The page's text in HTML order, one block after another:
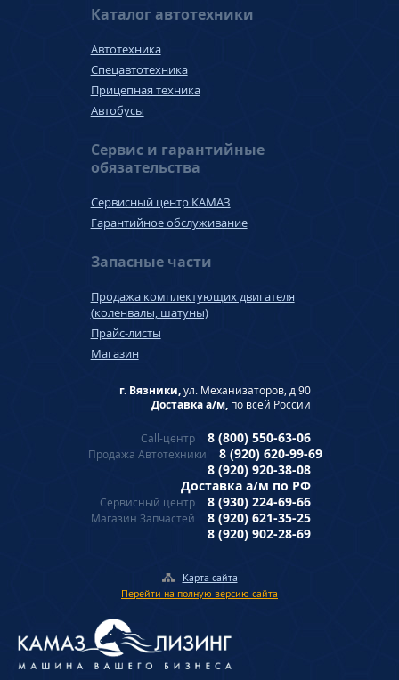
Каталог автотехники
Автотехника
Спецавтотехника
Прицепная техника
Автобусы
Сервис и гарантийные
обязательства
Сервисный центр КАМАЗ
Гарантийное обслуживание
Запасные части
Продажа комплектующих двигателя
(коленвалы, шатуны)
Прайс-листы
Магазин
г. Вязники,ул. Механизаторов, д 90
Доставка а/м, по всей России
Call-центр 8 (800) 550-63-06
Продажа Автотехники
8 (920) 620-99-69
8 (920) 920-38-08
Доставка а/м по РФ
Сервисный центр 8 (930) 224-69-66
Магазин Запчастей
8 (920) 621-35-25
8 (920) 902-28-69
Карта сайта
Перейти на полную версию сайта